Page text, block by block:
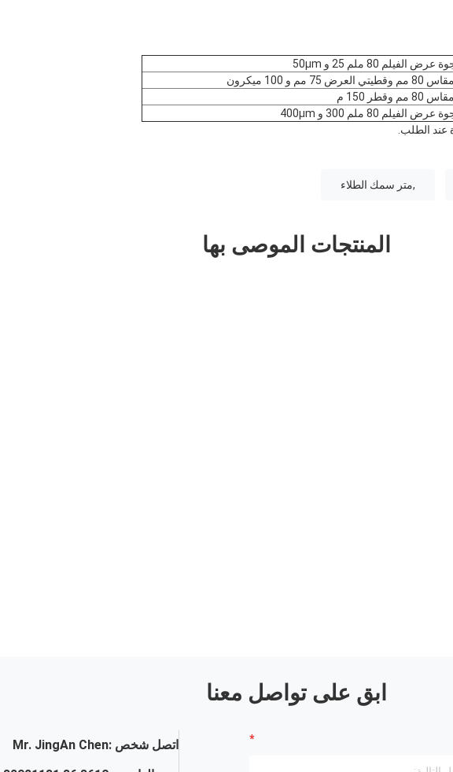
عند الطلب.
,متر سمك الطلاء
المنتجات الموصى بها
ابق على تواصل معنا
اتصل شخص :Mr. JingAn Chen